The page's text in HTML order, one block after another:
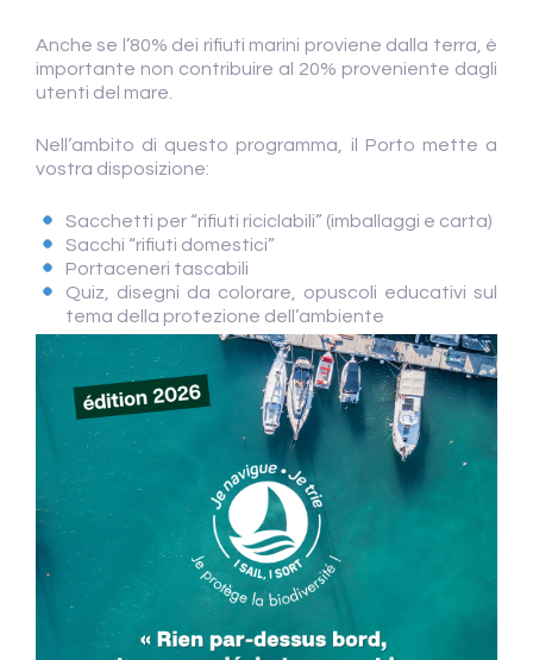
Anche se l’80% dei rifiuti marini proviene dalla terra, è
importante non contribuire al 20% proveniente dagli
utenti del mare.
Nell’ambito di questo programma, il Porto mette a
vostra disposizione:
Sacchetti per “rifiuti riciclabili” (imballaggi e carta)
Sacchi “rifiuti domestici”
Portaceneri tascabili
Quiz, disegni da colorare, opuscoli educativi sul
tema della protezione dell’ambiente